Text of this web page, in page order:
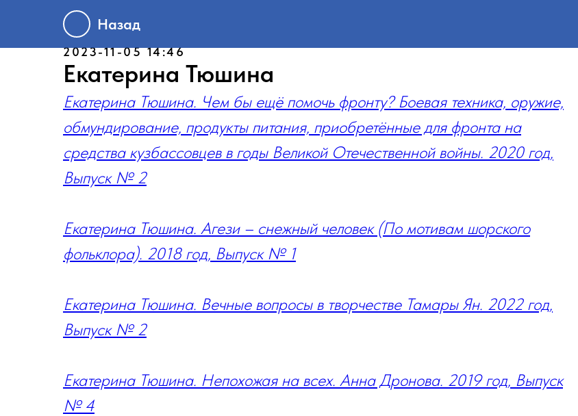
Назад
2023-11-05 14:46
Екатерина Тюшина
Екатерина Тюшина. Чем бы ещё помочь фронту? Боевая техника, оружие,
обмундирование, продукты питания, приобретённые для фронта на
средства кузбассовцев в годы Великой Отечественной войны. 2020 год,
Выпуск № 2
Екатерина Тюшина. Агези – снежный человек (По мотивам шорского
фольклора). 2018 год, Выпуск № 1
Екатерина Тюшина. Вечные вопросы в творчестве Тамары Ян. 2022 год,
Выпуск № 2
Екатерина Тюшина. Непохожая на всех. Анна Дронова. 2019 год, Выпуск
№ 4